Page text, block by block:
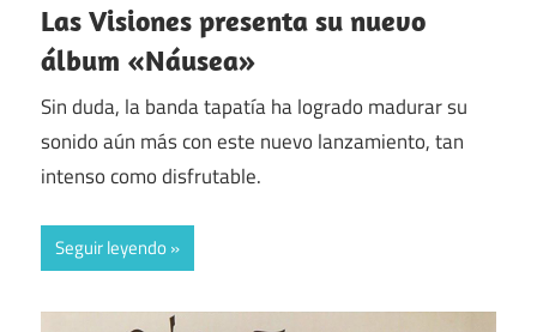
Las Visiones presenta su nuevo
álbum «Náusea»
Sin duda, la banda tapatía ha logrado madurar su
sonido aún más con este nuevo lanzamiento, tan
intenso como disfrutable.
Seguir leyendo